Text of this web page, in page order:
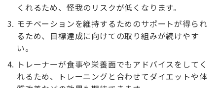
くれるため、怪我のリスクが低くなります。
モチベーションを維持するためのサポートが得られ
るため、目標達成に向けての取り組みが続けやす
い。
トレーナーが食事や栄養面でもアドバイスをしてく
れるため、トレーニングと合わせてダイエットや体